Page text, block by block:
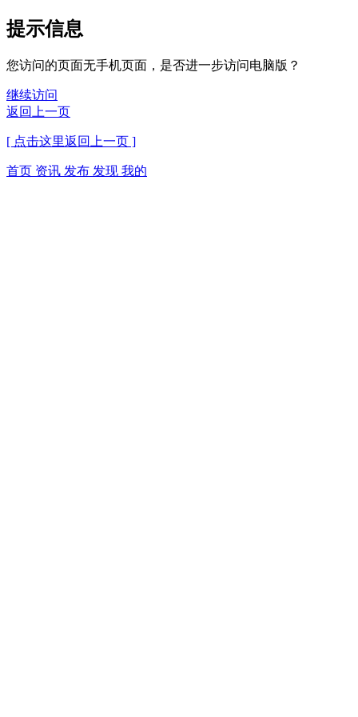
提示信息
您访问的页面无手机页面，是否进一步访问电脑版？
继续访问
返回上一页
[ 点击这里返回上一页 ]
首页 资讯 发布 发现 我的